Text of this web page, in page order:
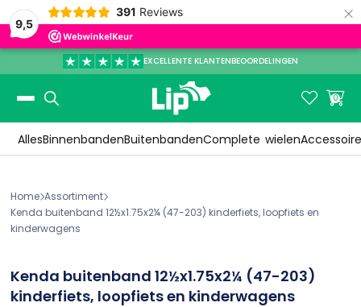
9,5
391 Reviews ×
EXCELLENTE KLANTENBEOORDELINGEN
Slide 3 of 3.
 
0
AllesBinnenbandenBuitenbandenComplete wielen
HomeAssortiment
Kenda buitenband 12½x1.75x2¼ (47-203) kinderfiets, loopfiets en
kinderwagens
Kenda buitenband 12½x1.75x2¼ (47-203)
kinderfiets, loopfiets en kinderwagens